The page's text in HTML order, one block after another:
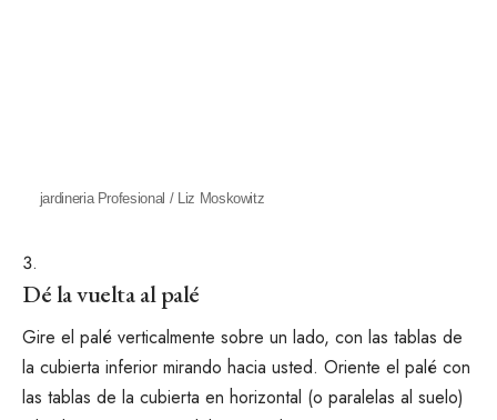
jardineria Profesional / Liz Moskowitz
Dé la vuelta al palé
Gire el palé verticalmente sobre un lado, con las tablas de
la cubierta inferior mirando hacia usted. Oriente el palé con
las tablas de la cubierta en horizontal (o paralelas al suelo)